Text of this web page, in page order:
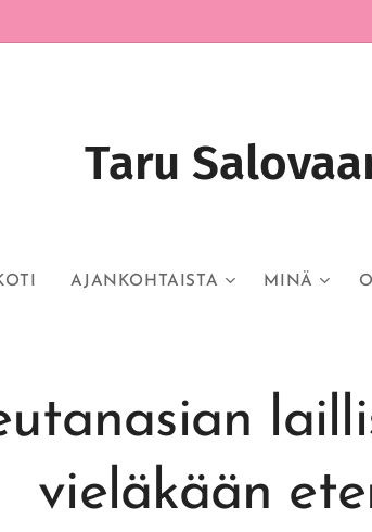
Taru
AJANKOHTAISTA MINÄ
vieläkään